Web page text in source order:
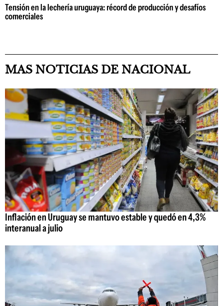
Tensión en la lechería uruguaya: récord de producción y desafíos
comerciales
MAS NOTICIAS DE NACIONAL
Inflación en Uruguay se mantuvo estable y quedó en 4,3%
interanual a julio